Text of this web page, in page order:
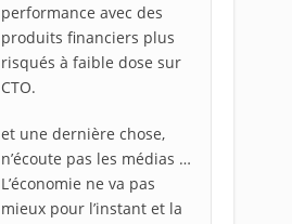
performance avec des
produits financiers plus
risqués à faible dose sur
CTO.
et une dernière chose,
n’écoute pas les médias …
L’économie ne va pas
mieux pour l’instant et la